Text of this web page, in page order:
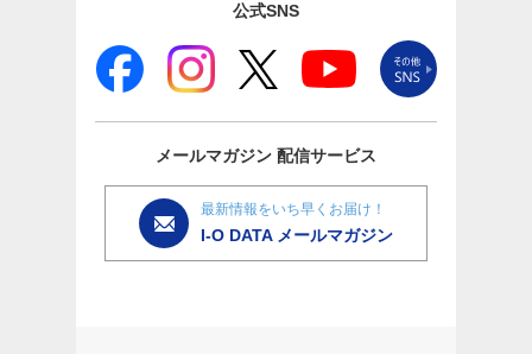
公式SNS
メールマガジン 配信サービス
最新情報をいち早くお届け！
I-O DATA メールマガジン